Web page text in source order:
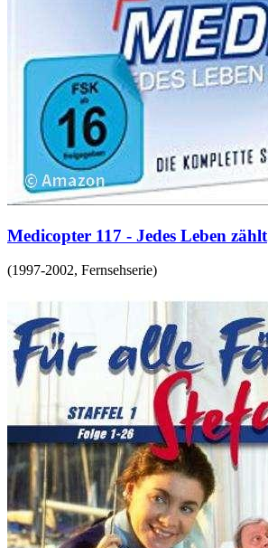
Medicopter 117 - Jedes Leben zählt
(1997-2002, Fernsehserie)